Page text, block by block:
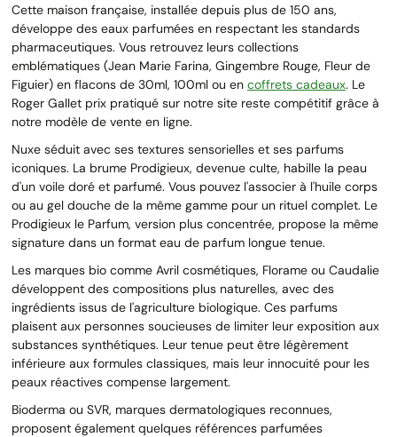
Cette maison française, installée depuis plus de 150 ans,
développe des eaux parfumées en respectant les standards
pharmaceutiques. Vous retrouvez leurs collections
emblématiques (Jean Marie Farina, Gingembre Rouge, Fleur de
Figuier) en flacons de 30ml, 100ml ou en coffrets cadeaux. Le
Roger Gallet prix pratiqué sur notre site reste compétitif grâce à
notre modèle de vente en ligne.
Nuxe séduit avec ses textures sensorielles et ses parfums
iconiques. La brume Prodigieux, devenue culte, habille la peau
d'un voile doré et parfumé. Vous pouvez l'associer à l'huile corps
ou au gel douche de la même gamme pour un rituel complet. Le
Prodigieux le Parfum, version plus concentrée, propose la même
signature dans un format eau de parfum longue tenue.
Les marques bio comme Avril cosmétiques, Florame ou Caudalie
développent des compositions plus naturelles, avec des
ingrédients issus de l'agriculture biologique. Ces parfums
plaisent aux personnes soucieuses de limiter leur exposition aux
substances synthétiques. Leur tenue peut être légèrement
inférieure aux formules classiques, mais leur innocuité pour les
peaux réactives compense largement.
Bioderma ou SVR, marques dermatologiques reconnues,
proposent également quelques références parfumées